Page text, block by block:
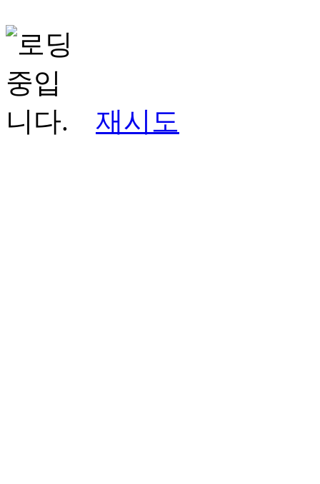
재시도